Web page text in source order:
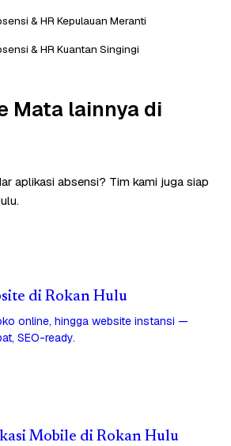
& HR Kepulauan Meranti
& HR Kuantan Singingi
Mata lainnya di
aplikasi absensi? Tim kami juga siap
di Rokan Hulu
online, hingga website instansi —
SEO-ready.
Mobile di Rokan Hulu